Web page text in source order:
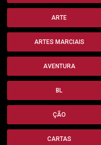
ARTE
ARTES MARCIAIS
AVENTURA
BL
ÇÃO
CARTAS